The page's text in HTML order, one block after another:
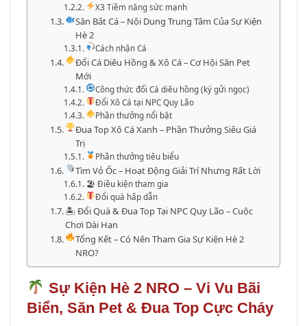
X3 Tiềm năng sức mạnh
Săn Bắt Cá – Nội Dung Trung Tâm Của Sự Kiện
Hè 2
Cách nhận Cá
Đổi Cá Diêu Hồng & Xô Cá – Cơ Hội Săn Pet
Mới
Công thức đổi Cá diêu hồng (ký gửi ngọc)
Đổi Xô Cá tại NPC Quy Lão
Phần thưởng nổi bật
Đua Top Xô Cá Xanh – Phần Thưởng Siêu Giá
Trị
Phần thưởng tiêu biểu
Tìm Vỏ Ốc – Hoạt Động Giải Trí Nhưng Rất Lời
🏖 Điều kiện tham gia
Đổi quà hấp dẫn
🏝 Đổi Quà & Đua Top Tại NPC Quy Lão – Cuộc
Chơi Dài Hạn
Tổng Kết – Có Nên Tham Gia Sự Kiện Hè 2
NRO?
Sự Kiện Hè 2 NRO – Vi Vu Bãi
Biển, Săn Pet & Đua Top Cực Cháy